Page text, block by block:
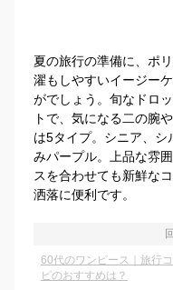
夏の旅行の準備に、ポ
濯もしやすいイージー
がでしょう。旬なドロ
トで、気になる二の腕
は5タイプ。シニア、シ
みパープル。上品な雰
スを合わせても新鮮な
洒落に便利です。
60代のワンピース｜旅行
ピのおすすめは？